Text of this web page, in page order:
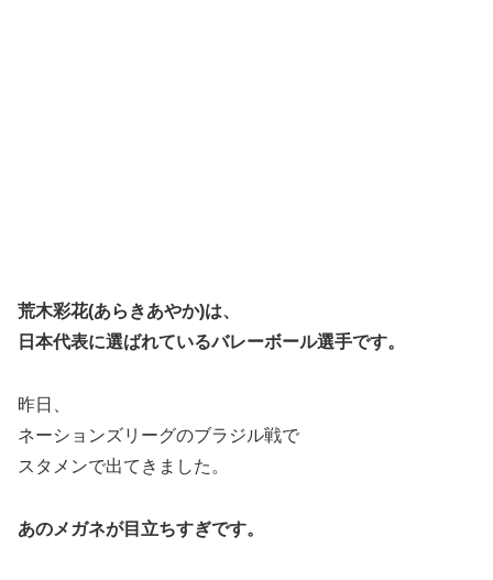
荒木彩花(あらきあやか)は、
日本代表に選ばれているバレーボール選手です。
昨日、
ネーションズリーグのブラジル戦で
スタメンで出てきました。
あのメガネが目立ちすぎです。